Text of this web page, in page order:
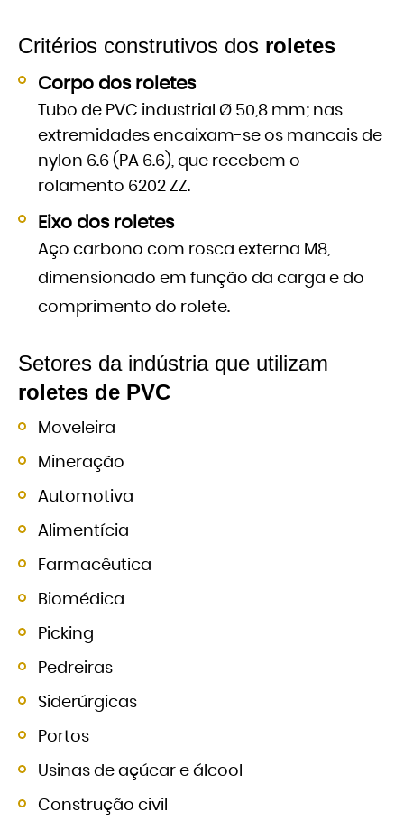
Critérios construtivos dos roletes
Corpo dos roletes
Tubo de PVC industrial Ø 50,8 mm; nas
extremidades encaixam-se os mancais de
nylon 6.6 (PA 6.6), que recebem o
rolamento 6202 ZZ.
Eixo dos roletes
Aço carbono com rosca externa M8,
dimensionado em função da carga e do
comprimento do rolete.
Setores da indústria que utilizam
roletes de PVC
Moveleira
Mineração
Automotiva
Alimentícia
Farmacêutica
Biomédica
Picking
Pedreiras
Siderúrgicas
Portos
Usinas de açúcar e álcool
Construção civil